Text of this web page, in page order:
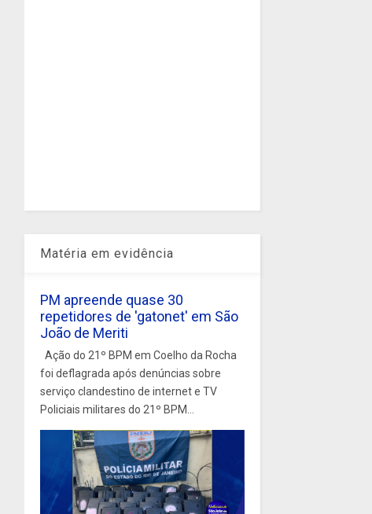
Matéria em evidência
PM apreende quase 30
repetidores de 'gatonet' em São
João de Meriti
Ação do 21º BPM em Coelho da Rocha
foi deflagrada após denúncias sobre
serviço clandestino de internet e TV
Policiais militares do 21º BPM...